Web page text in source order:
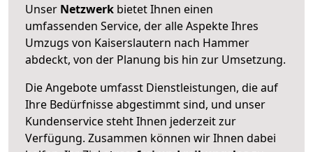
Unser Netzwerk bietet Ihnen einen
umfassenden Service, der alle Aspekte Ihres
Umzugs von Kaiserslautern nach Hammer
abdeckt, von der Planung bis hin zur Umsetzung.
Die Angebote umfasst Dienstleistungen, die auf
Ihre Bedürfnisse abgestimmt sind, und unser
Kundenservice steht Ihnen jederzeit zur
Verfügung. Zusammen können wir Ihnen dabei